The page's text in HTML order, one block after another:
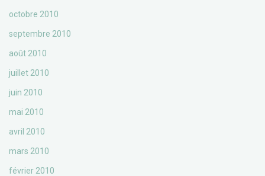
octobre 2010
septembre 2010
août 2010
juillet 2010
juin 2010
mai 2010
avril 2010
mars 2010
février 2010